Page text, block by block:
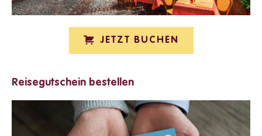
JETZT BUCHEN
Reisegutschein bestellen